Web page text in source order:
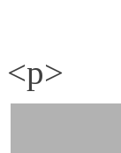
<p>